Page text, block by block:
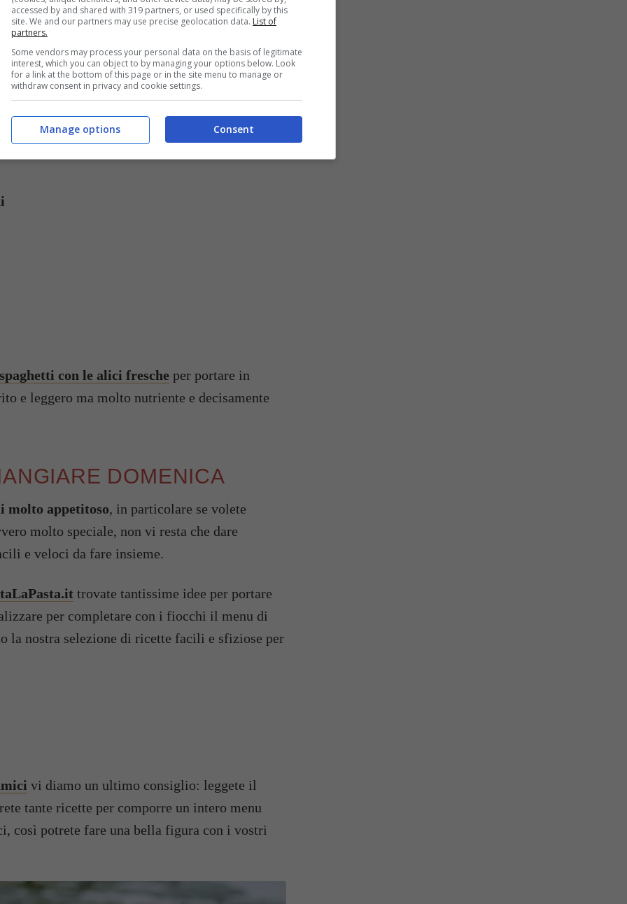
le nostre indicazioni per ottenere un risultato
PER FARE GLI
FRESCHE
spaghetti con le alici fresche per portare in
e leggero ma molto nutriente e decisamente
DOMENICA
molto appetitoso, in particolare se volete
molto speciale, non vi resta che dare
e veloci da fare insieme.
trovate tantissime idee per portare
per completare con i fiocchi il menu di
la nostra selezione di ricette facili e sfiziose per
vi diamo un ultimo consiglio: leggete il
tante ricette per comporre un intero menu
così potrete fare una bella figura con i vostri
accessed by and shared with 319 partners, or used specifically by this
site. We and our partners may use precise geolocation data. List of
partners.
Some vendors may process your personal data on the basis of legitimate
interest, which you can object to by managing your options below. Look
for a link at the bottom of this page or in the site menu to manage or
withdraw consent in privacy and cookie settings.
Consent
Manage options